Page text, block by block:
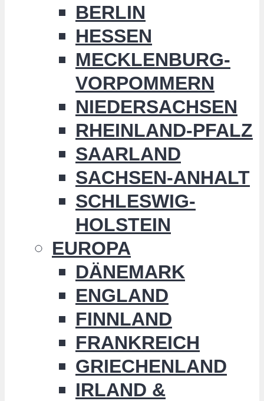
BERLIN
HESSEN
MECKLENBURG-
VORPOMMERN
NIEDERSACHSEN
RHEINLAND-PFALZ
SAARLAND
SACHSEN-ANHALT
SCHLESWIG-
HOLSTEIN
EUROPA
DÄNEMARK
ENGLAND
FINNLAND
FRANKREICH
GRIECHENLAND
IRLAND &